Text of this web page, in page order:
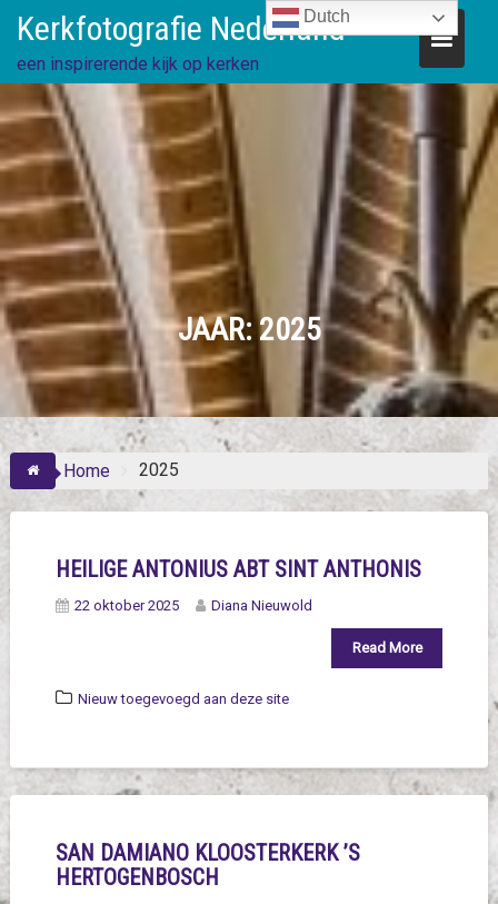
content
Kerkfotografie Nederland
een inspirerende kijk op kerken
JAAR:2025
Home 2025
HEILIGE ANTONIUS ABT SINT ANTHONIS
22 oktober 2025 Diana Nieuwold
Read More
Nieuw toegevoegd aan deze site
SAN DAMIANO KLOOSTERKERK ’S
HERTOGENBOSCH
Dutch